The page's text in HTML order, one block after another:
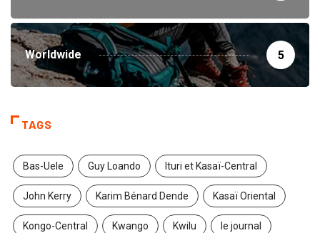
Worldwide 5
TAGS
Bas-Uele Guy Loando Ituri et Kasaï-Central
John Kerry Karim Bénard Dende Kasaï Oriental
Kongo-Central Kwango Kwilu le journal